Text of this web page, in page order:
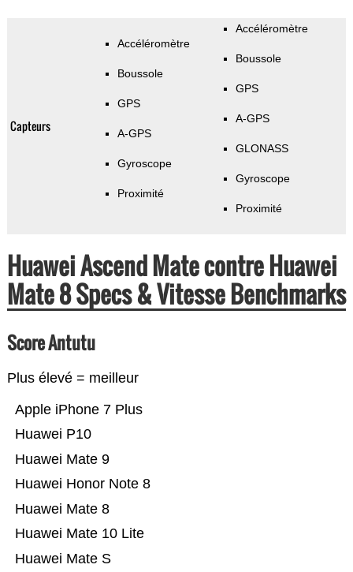
Capteurs
Accéléromètre
Boussole
GPS
A-GPS
Gyroscope
Proximité
Accéléromètre
Boussole
GPS
A-GPS
GLONASS
Gyroscope
Proximité
Huawei Ascend Mate contre Huawei
Mate 8 Specs & Vitesse Benchmarks
Score Antutu
Plus élevé = meilleur
Huawei Mate S
Huawei Mate 10 Lite
Huawei Mate 8
Huawei Honor Note 8
Huawei Mate 9
Huawei P10
Apple iPhone 7 Plus